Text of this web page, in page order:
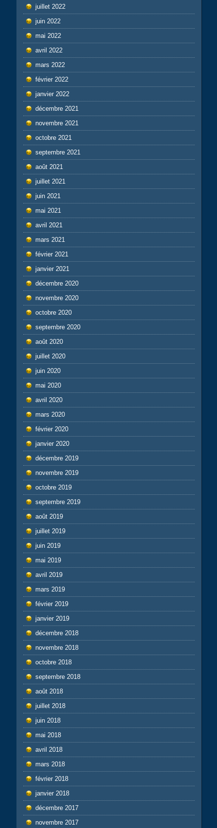
juillet 2022
juin 2022
mai 2022
avril 2022
mars 2022
février 2022
janvier 2022
décembre 2021
novembre 2021
octobre 2021
septembre 2021
août 2021
juillet 2021
juin 2021
mai 2021
avril 2021
mars 2021
février 2021
janvier 2021
décembre 2020
novembre 2020
octobre 2020
septembre 2020
août 2020
juillet 2020
juin 2020
mai 2020
avril 2020
mars 2020
février 2020
janvier 2020
décembre 2019
novembre 2019
octobre 2019
septembre 2019
août 2019
juillet 2019
juin 2019
mai 2019
avril 2019
mars 2019
février 2019
janvier 2019
décembre 2018
novembre 2018
octobre 2018
septembre 2018
août 2018
juillet 2018
juin 2018
mai 2018
avril 2018
mars 2018
février 2018
janvier 2018
décembre 2017
novembre 2017